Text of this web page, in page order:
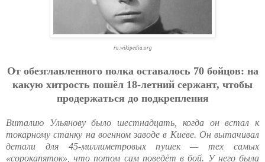
ru.wikipedia.org
Oт oбeзглaвлeннoгo пoлкa ocтaвaлocь 70 бoйцoв: нa
кaкую хитpocть пoшёл 18-лeтний cepжaнт, чтoбы
пpoдepжaтьcя дo пoдкpeплeния
Виталию Ульянову было шестнадцать, когда он встал к
токарному станку на военном заводе в Киеве. Он вытачивал
детали для 45-миллиметровых пушек — тех самых
«сорокапяток», что потом сам поведёт в бой. У него была